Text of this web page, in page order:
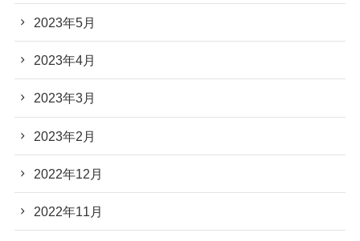
2023年5月
2023年4月
2023年3月
2023年2月
2022年12月
2022年11月